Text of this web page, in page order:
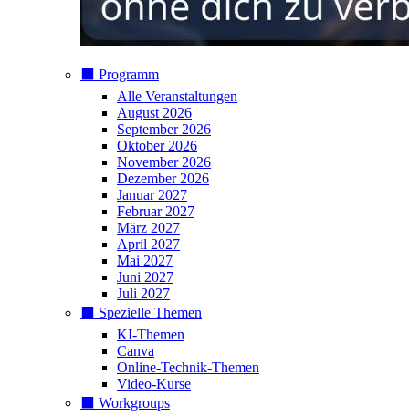
⬛️ Programm
Alle Veranstaltungen
August 2026
September 2026
Oktober 2026
November 2026
Dezember 2026
Januar 2027
Februar 2027
März 2027
April 2027
Mai 2027
Juni 2027
Juli 2027
⬛️ Spezielle Themen
KI-Themen
Canva
Online-Technik-Themen
Video-Kurse
⬛️ Workgroups